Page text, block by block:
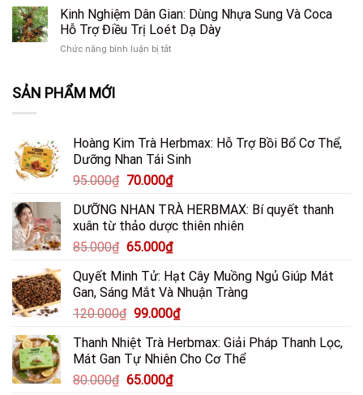
Lực
Lối
&
Sỏi
Hiệu
Phổi,
Dạ
Từ
Dược
Bài
Thuốc
Dân
Gian
Xương
Khớp
&
Hắc
Lào
Kinh Nghiệm Dân Gian: Dùng Nhựa Sung Và Coca
Hỗ Trợ Điều Trị Loét Dạ Dày
Chức năng bình luận bị tắtở
Sung
Và
Coca
Hỗ
Trợ
Điều
Trị
Loét
Dạ
Dày
SẢN PHẨM MỚI
Hoàng Kim Trà Herbmax: Hỗ Trợ Bồi Bổ Cơ Thể,
Dưỡng Nhan Tái Sinh
95.000₫ Giá
là:
95.000₫.
70.000₫Giá
tại
là:
70.000₫.
DƯỠNG NHAN TRÀ HERBMAX: Bí quyết thanh
xuân từ thảo dược thiên nhiên
85.000₫ Giá
là:
85.000₫.
65.000₫Giá
tại
là:
65.000₫.
Quyết Minh Tử: Hạt Cây Muồng Ngủ Giúp Mát
Gan, Sáng Mắt Và Nhuận Tràng
120.000₫ Giá
là:
120.000₫.
99.000₫Giá
tại
là:
Thanh Nhiệt Trà Herbmax: Giải Pháp Thanh Lọc,
Mát Gan Tự Nhiên Cho Cơ Thể
80.000₫ Giá
65.000₫Giá